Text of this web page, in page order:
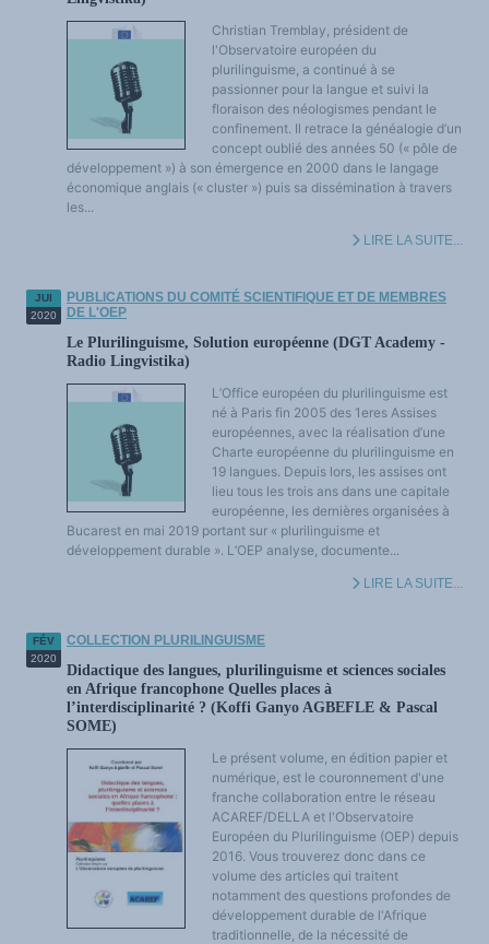
Christian Tremblay, président de
l'Observatoire européen du
plurilinguisme, a continué à se
passionner pour la langue et suivi la
floraison des néologismes pendant le
confinement. Il retrace la généalogie d’un
concept oublié des années 50 (« pôle de
développement ») à son émergence en 2000 dans le langage
économique anglais (« cluster ») puis sa dissémination à travers
les...
LIRE LA SUITE...
JUI
2020
PUBLICATIONS DU COMITÉ SCIENTIFIQUE ET DE MEMBRES
DE L'OEP
Le Plurilinguisme, Solution européenne (DGT Academy -
Radio Lingvistika)
L’Office européen du plurilinguisme est
né à Paris fin 2005 des 1eres Assises
européennes, avec la réalisation d’une
Charte européenne du plurilinguisme en
19 langues. Depuis lors, les assises ont
lieu tous les trois ans dans une capitale
européenne, les dernières organisées à
Bucarest en mai 2019 portant sur « plurilinguisme et
développement durable ». L’OEP analyse, documente...
LIRE LA SUITE...
FÉV
2020
COLLECTION PLURILINGUISME
Didactique des langues, plurilinguisme et sciences sociales
en Afrique francophone Quelles places à
l’interdisciplinarité ? (Koffi Ganyo AGBEFLE & Pascal
SOME)
Le présent volume, en édition papier et
numérique, est le couronnement d'une
franche collaboration entre le réseau
ACAREF/DELLA et l'Observatoire
Européen du Plurilinguisme (OEP) depuis
2016. Vous trouverez donc dans ce
volume des articles qui traitent
notamment des questions profondes de
développement durable de l'Afrique
traditionnelle, de la nécessité de